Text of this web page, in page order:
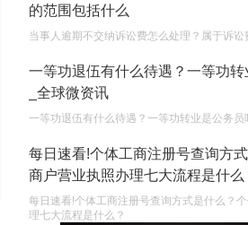
的范围包括什么
当事人逾期不交纳诉讼费怎么处理？属于诉
一等功退伍有什么待遇？一等功转
_全球微资讯
一等功退伍有什么待遇？一等功转业是公务
每日速看!个体工商注册号查询方
商户营业执照办理七大流程是什么
每日速看!个体工商注册号查询方式是什么？
理七大流程是什么？